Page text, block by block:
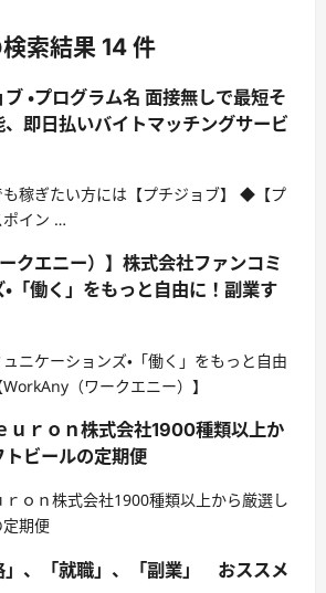
検索結果 14 件
・プログラム名 面接無しで最短そ
即日払いバイトマッチングサービ
稼ぎたい方には【プチジョブ】 ◆【プ
ポイン …
クエニー）】株式会社ファンコミ
「働く」をもっと自由に！副業す
ニケーションズ・「働く」をもっと自由
（ワークエニー）】
ｕｒｏｎ株式会社1900種類以上か
ビールの定期便
ｒｏｎ株式会社1900種類以上から厳選し
期便
」、「就職」、「副業」 おススメ